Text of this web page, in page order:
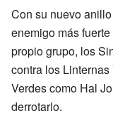
Con su nuevo
enemigo más
propio grupo, los
contra los
Verdes como Hal
derrotarlo.